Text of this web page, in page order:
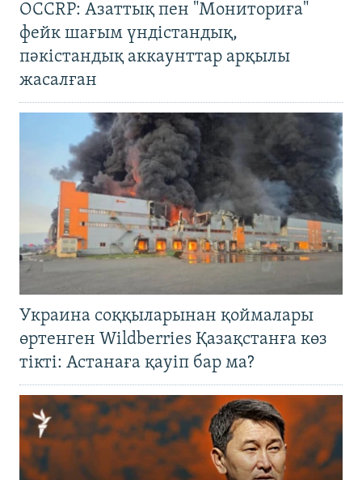
OCCRP: Азаттық пен "Мониториға"
фейк шағым үндістандық,
пәкістандық аккаунттар арқылы
жасалған
Украина соққыларынан қоймалары
өртенген Wildberries Қазақстанға көз
тікті: Астанаға қауіп бар ма?